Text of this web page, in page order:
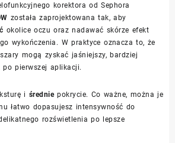
korektora od Sephora
została zaprojektowana tak, aby
okolice oczu oraz nadawać skórze efekt
wykończenia. W praktyce oznacza to, że
mogą zyskać jaśniejszy, bardziej
pierwszej aplikacji.
i średniepokrycie. Co ważne, można je
łatwo dopasujesz intensywność do
rozświetlenia po lepsze